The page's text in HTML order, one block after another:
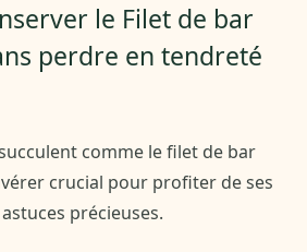
le Filet de bar
perdre en tendreté
comme le filet de bar
crucial pour profiter de ses
précieuses.